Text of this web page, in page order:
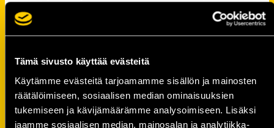
Tämä sivusto käyttää evästeitä
Käytämme evästeitä tarjoamamme sisällön ja mainosten
räätälöimiseen, sosiaalisen median ominaisuuksien
tukemiseen ja kävijämäärämme analysoimiseen. Lisäksi
jaamme sosiaalisen median, mainosalan ja analytiikka-
Torstai
Broileripastaa L
Kesäperunaa Veg, G
Rahkapannukakkuja ja mansikkahilloa L
Kasvis-stifadoa ja kesäperunaa L, G